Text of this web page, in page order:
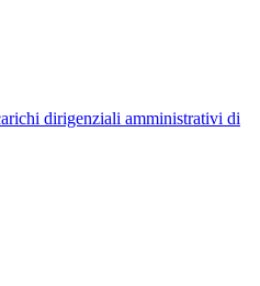
dirigenziali amministrativi di